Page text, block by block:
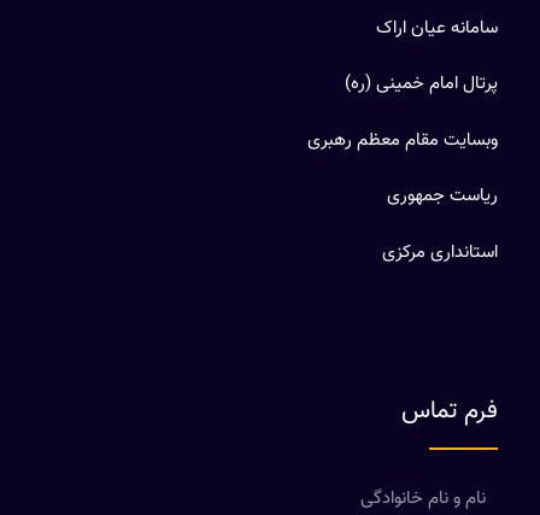
سامانه عیان اراک
پرتال امام خمینی (ره)
وبسایت مقام معظم رهبری
ریاست جمهوری
استانداری مرکزی
فرم تماس